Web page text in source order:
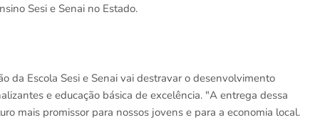
Sesi e Senai no Estado.
da Escola Sesi e Senai vai destravar o desenvolvimento
e educação básica de excelência. "A entrega dessa
mais promissor para nossos jovens e para a economia local.